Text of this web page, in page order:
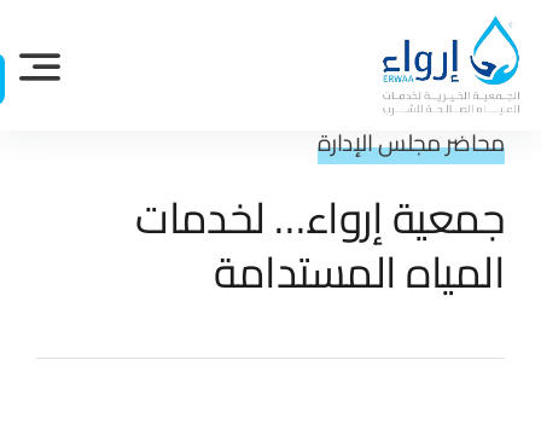
Skip
content
محاضر مجلس الإدارة
جمعية إرواء… لخدمات
المياه المستدامة